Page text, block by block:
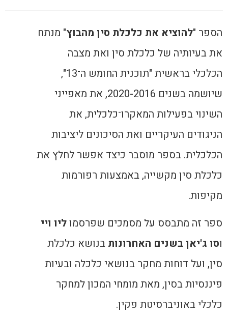
הספר "להוציא את כלכלת סין מהבוץ" מנתח
את בעיותיה של כלכלת סין ואת מצבה
הכלכלי בראשית "תוכנית החומש ה־13",
שיושמה בשנים 2020-2016, את מאפייני
השינוי בפעילות המאקרו־כלכלית, את
הניגודים העיקריים ואת הסיכונים ליציבות
הכלכלית. בספר מוסבר כיצד אפשר לחלץ את
כלכלת סין מקשייה, באמצעות רפורמות
מקיפות.
ספר זה מתבסס על מסמכים שפרסמוליו ויי
וסו ג'יאן בשנים האחרונות בנושא כלכלת
סין, ועל דוחות מחקר בנושאי כלכלה ובעיות
פיננסיות בסין, מאת מומחי המכון למחקר
כלכלי באוניברסיטת פקין.